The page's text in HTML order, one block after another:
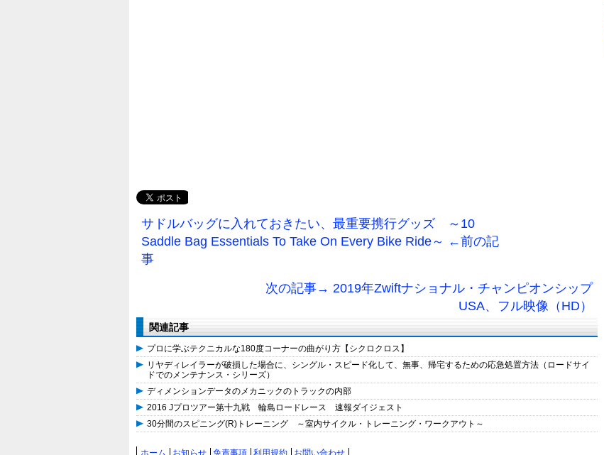
サドルバッグに入れておきたい、最重要携行グッズ ～10
Saddle Bag Essentials To Take On Every Bike Ride～ ←前の記
事
次の記事→ 2019年Zwiftナショナル・チャンピオンシップ
USA、フル映像（HD）
関連記事
プロに学ぶテクニカルな180度コーナーの曲がり方【シクロクロス】
リヤディレイラーが破損した場合に、シングル・スピード化して、無事、帰宅するための応急処置方法（ロードサイ
ドでのメンテナンス・シリーズ）
ディメンションデータのメカニックのトラックの内部
2016 Jプロツアー第十九戦 輪島ロードレース 速報ダイジェスト
30分間のスピニング(R)トレーニング ～室内サイクル・トレーニング・ワークアウト～
ホーム お知らせ 免責事項 利用規約 お問い合わせ